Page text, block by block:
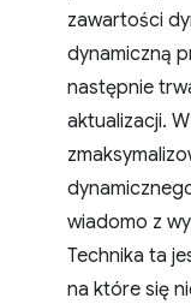
zawartości
dynamiczną
następnie
aktualizacji.
wiadomo z
Technika ta
na które się